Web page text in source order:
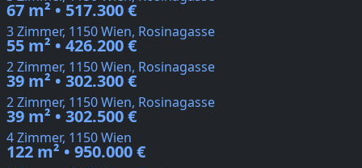
67 m² • 517.300 €
3 Zimmer, 1150 Wien, Rosinagasse
55 m² • 426.200 €
2 Zimmer, 1150 Wien, Rosinagasse
39 m² • 302.300 €
2 Zimmer, 1150 Wien, Rosinagasse
39 m² • 302.500 €
4 Zimmer, 1150 Wien
122 m² • 950.000 €